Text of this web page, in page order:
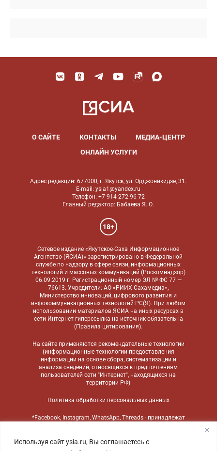
Используя сайт ysia.ru, Вы соглашаетесь с
О САЙТЕ КОНТАКТЫ
МЕДИА-ЦЕНТР
ОНЛАЙН УСЛУГИ
Адрес редакции: 677000, г. Якутск, ул. Орджоникидзе, 31.
E-mail: ysia1@yandex.ru
Телефон: +7-914-272-96-72
Главный редактор: Бабаева Я. О.
18+
Сетевое издание «Якутское-Саха Информационное
Агентство (ЯСИА)» зарегистрировано в Федеральной
службе по надзору в сфере связи, информационных
технологий и массовых коммуникаций (Роскомнадзор)
06.09.2019 г. Регистрационный номер ЭЛ № ФС 77 —
76613. Учредители: АО «РИИХ Сахамедиа»,
Министерство инноваций, цифрового развития и
инфокоммуникационных технологий РС(Я). При любом
использовании материалов ЯСИА на иных ресурсах в
сети Интернет гиперссылка на источник обязательна
(Правила цитирования).
На сайте применяются рекомендательные технологии
(информационные технологии предоставления
информации на основе сбора, систематизации и
анализа сведений, относящихся к предпочтениям
пользователей сети "Интернет", находящихся на
территории РФ)
Политика обработки персональных данных
*Facebook, Instagram, WhatsApp, Threads - принадлежат